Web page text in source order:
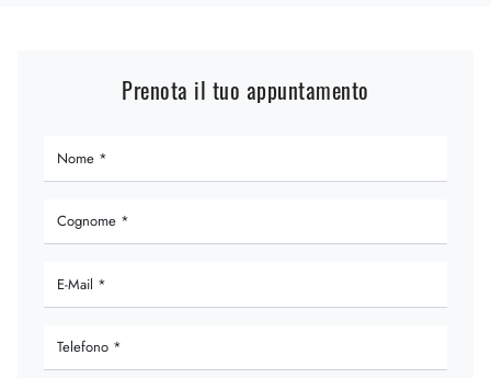
Prenota il tuo appuntamento